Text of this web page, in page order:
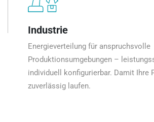
Industrie
Energieverteilung für anspruchsvolle
Produktionsumgebungen –
individuell konfigurierbar. Damit Ihre
zuverlässig laufen.